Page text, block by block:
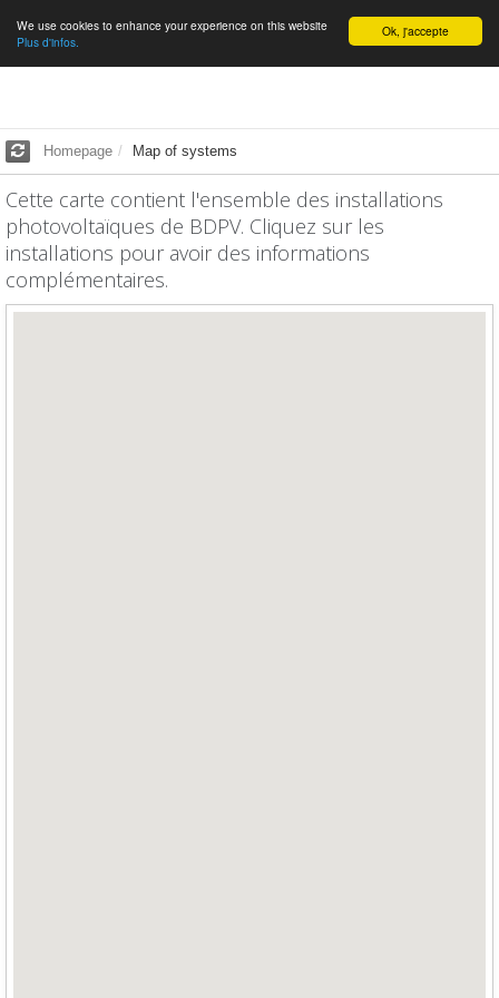
English Ok, j'accepte
We use cookies to enhance your experience on this website
Plus d'infos.
Homepage Map of systems
Cette carte contient l'ensemble des installations
photovoltaïques de BDPV. Cliquez sur les
installations pour avoir des informations
complémentaires.